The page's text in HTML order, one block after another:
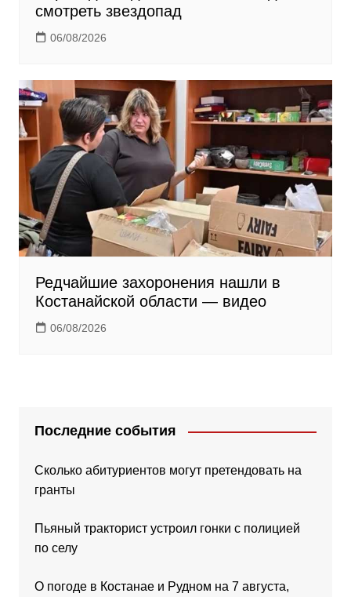
смотреть звездопад
06/08/2026
Редчайшие захоронения нашли в
Костанайской области — видео
06/08/2026
Последние события
Сколько абитуриентов могут претендовать на
гранты
Пьяный тракторист устроил гонки с полицией
по селу
О погоде в Костанае и Рудном на 7 августа,